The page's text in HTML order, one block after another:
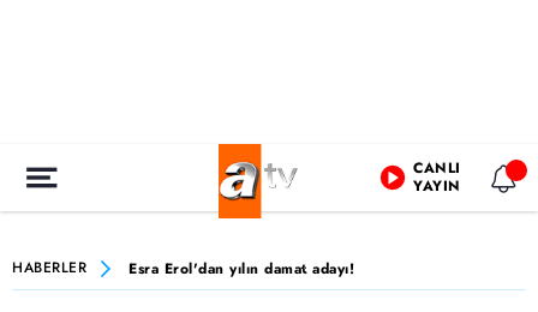
CANLI
YAYIN
HABERLER Esra Erol'dan yılın damat adayı!